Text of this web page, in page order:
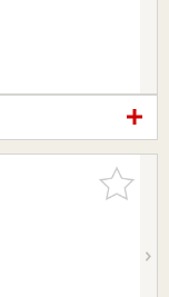
お気に入
りに追加